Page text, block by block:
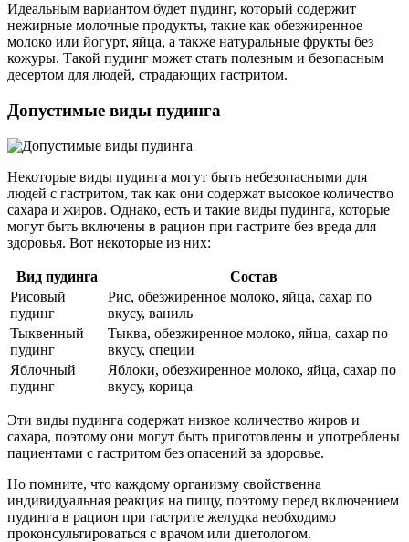
Идеальным вариантом будет пудинг, который содержит
нежирные молочные продукты, такие как обезжиренное
молоко или йогурт, яйца, а также натуральные фрукты без
кожуры. Такой пудинг может стать полезным и безопасным
десертом для людей, страдающих гастритом.
Допустимые виды пудинга
Некоторые виды пудинга могут быть небезопасными для
людей с гастритом, так как они содержат высокое количество
сахара и жиров. Однако, есть и такие виды пудинга, которые
могут быть включены в рацион при гастрите без вреда для
здоровья. Вот некоторые из них:
Вид пудинга
Состав
Рисовый
пудинг
Рис, обезжиренное молоко, яйца, сахар по
вкусу, ваниль
Тыквенный
пудинг
Тыква, обезжиренное молоко, яйца, сахар по
вкусу, специи
Яблочный
пудинг
Яблоки, обезжиренное молоко, яйца, сахар по
вкусу, корица
Эти виды пудинга содержат низкое количество жиров и
сахара, поэтому они могут быть приготовлены и употреблены
пациентами с гастритом без опасений за здоровье.
Но помните, что каждому организму свойственна
индивидуальная реакция на пищу, поэтому перед включением
пудинга в рацион при гастрите желудка необходимо
проконсультироваться с врачом или диетологом.